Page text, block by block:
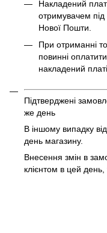
Накладений
отримувачем під
Нової Пошти.
При отриманні
повинні
накладений
Підтверджені
же день
В іншому випадку
день магазину.
Внесення змін в
клієнтом в цей